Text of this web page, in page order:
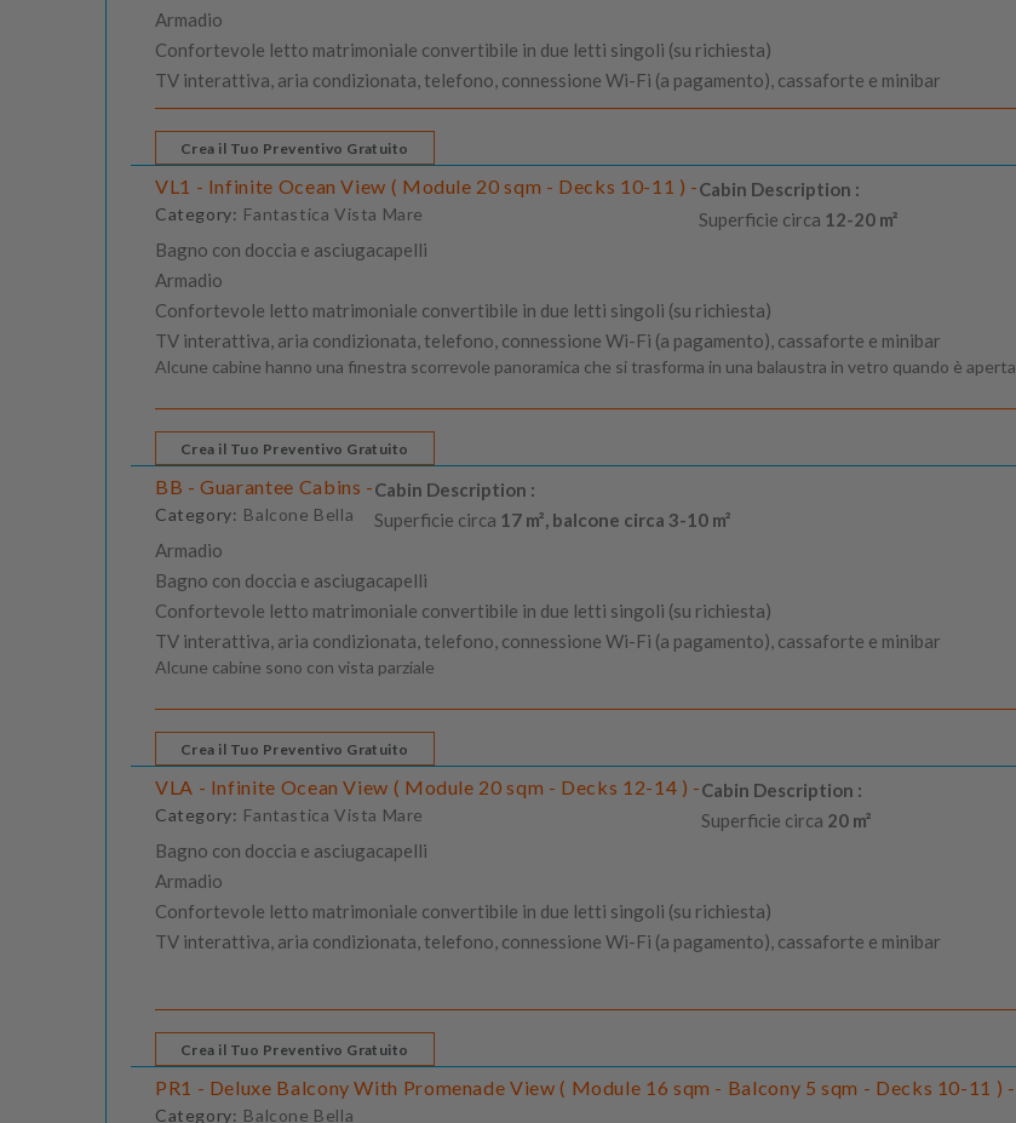
Armadio
Confortevole letto matrimoniale convertibile in due letti singoli (su richiesta)
TV interattiva, aria condizionata, telefono, connessione Wi-Fi (a pagamento), cassaforte e minibar
Crea il Tuo Preventivo Gratuito
VL1 - Infinite Ocean View ( Module 20 sqm - Decks 10-11 ) -
Category: Fantastica Vista Mare
Cabin Description :
Superficie circa 12-20 m²
Bagno con doccia e asciugacapelli
Armadio
Confortevole letto matrimoniale convertibile in due letti singoli (su richiesta)
TV interattiva, aria condizionata, telefono, connessione Wi-Fi (a pagamento), cassaforte e minibar
Alcune cabine hanno una finestra scorrevole panoramica che si trasforma in una balaustra in vetro quando è aperta
Crea il Tuo Preventivo Gratuito
BB - Guarantee Cabins -
Category: Balcone Bella
Cabin Description :
Superficie circa 17 m², balcone circa 3-10 m²
Armadio
Bagno con doccia e asciugacapelli
Confortevole letto matrimoniale convertibile in due letti singoli (su richiesta)
TV interattiva, aria condizionata, telefono, connessione Wi-Fi (a pagamento), cassaforte e minibar
Alcune cabine sono con vista parziale
Crea il Tuo Preventivo Gratuito
VLA - Infinite Ocean View ( Module 20 sqm - Decks 12-14 ) -
Category: Fantastica Vista Mare
Cabin Description :
Superficie circa 20 m²
Bagno con doccia e asciugacapelli
Armadio
Confortevole letto matrimoniale convertibile in due letti singoli (su richiesta)
TV interattiva, aria condizionata, telefono, connessione Wi-Fi (a pagamento), cassaforte e minibar
Crea il Tuo Preventivo Gratuito
PR1 - Deluxe Balcony With Promenade View ( Module 16 sqm - Balcony 5 sqm - Decks 10-11 ) -
Category: Balcone Bella